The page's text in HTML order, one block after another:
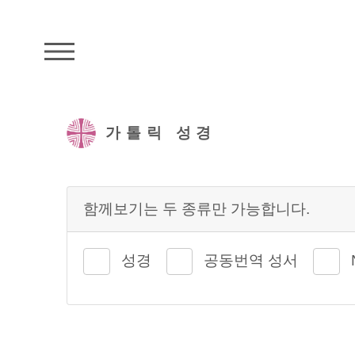
가톨릭 성경
함께보기는 두 종류만 가능합니다.
성경 공동번역 성서